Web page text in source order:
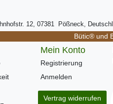
12, 07381 Pößneck,
Bütic® und
Mein Konto
Registrierung
Anmelden
Vertrag widerrufen